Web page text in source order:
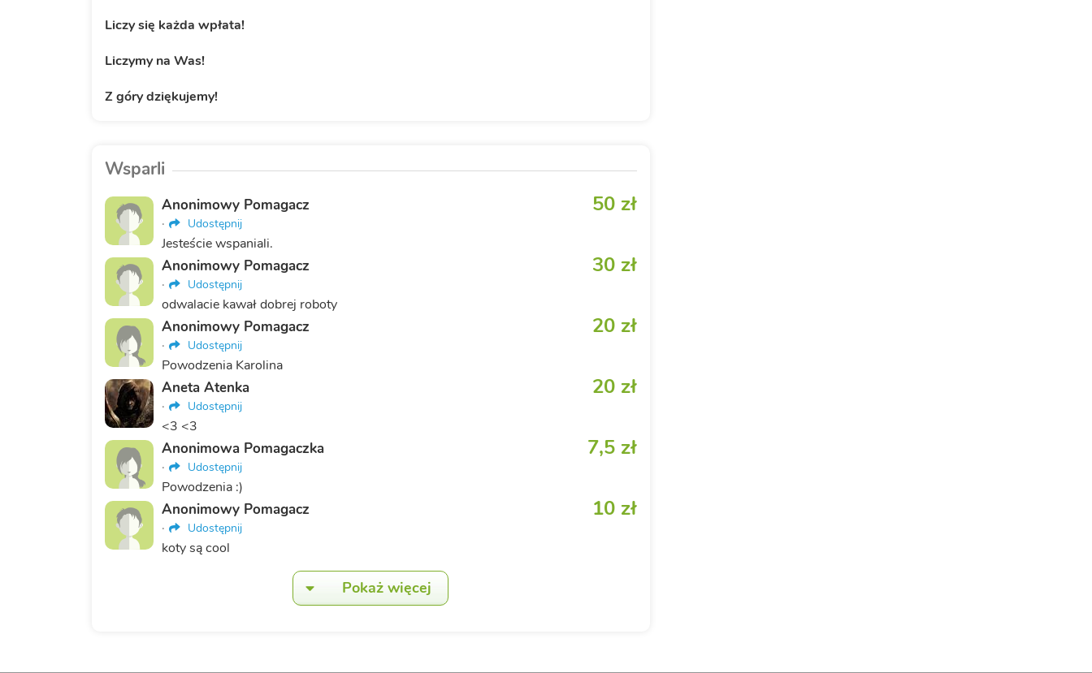
Liczy się każda wpłata!
Liczymy na Was!
Z góry dziękujemy!
Wsparli
50 zł
Anonimowy Pomagacz
· Udostępnij
Jesteście wspaniali.
30 zł
Anonimowy Pomagacz
· Udostępnij
odwalacie kawał dobrej roboty
20 zł
Anonimowy Pomagacz
· Udostępnij
Powodzenia Karolina
20 zł
Aneta Atenka
· Udostępnij
<3 <3
7,5 zł
Anonimowa Pomagaczka
· Udostępnij
Powodzenia :)
10 zł
Anonimowy Pomagacz
· Udostępnij
koty są cool
Pokaż więcej